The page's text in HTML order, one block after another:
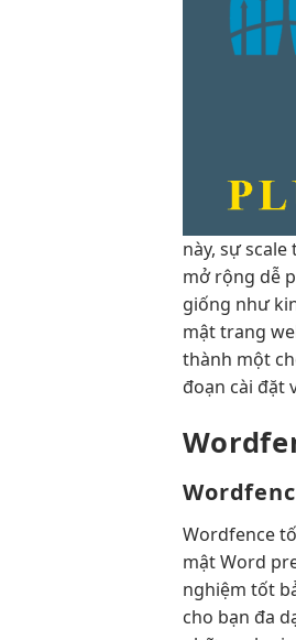
này, sựscale
mở rộng dễ
giống như
mật trang
thành một
đoạn cài đặt
Wordfence
mật Word
nghiệm tốt
cho bạn đa